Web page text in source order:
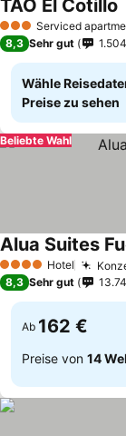
3 SterneServiced
TAO El Cotillo
8,3 Sehr gut 1.504
Wähle
Preise zu sehen
Beliebte Wahl
4 Sterne Hotel
Alua Suites
8,3 Sehr gut
Ab 162 €
Preise von 14